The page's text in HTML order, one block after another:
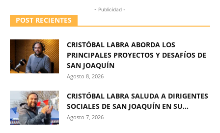
- Publicidad -
POST RECIENTES
CRISTÓBAL LABRA ABORDA LOS
PRINCIPALES PROYECTOS Y DESAFÍOS DE
SAN JOAQUÍN
Agosto 8, 2026
CRISTÓBAL LABRA SALUDA A DIRIGENTES
SOCIALES DE SAN JOAQUÍN EN SU...
Agosto 7, 2026